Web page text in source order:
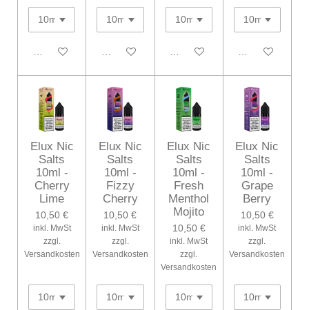
In den WarenkorbIn den WarenkorbIn den WarenkorbIn den
Elux Nic
Salts
10ml -
Cherry
Lime
10,50 €
inkl. MwSt
zzgl.
Versandkosten
Elux Nic
Salts
10ml -
Fizzy
Cherry
10,50 €
inkl. MwSt
zzgl.
Versandkosten
Elux Nic
Salts
10ml -
Fresh
Menthol
Mojito
10,50 €
inkl. MwSt
zzgl.
Versandkosten
Elux Nic
Salts
10ml -
Grape
Berry
10,50 €
inkl. MwSt
zzgl.
Versandkosten